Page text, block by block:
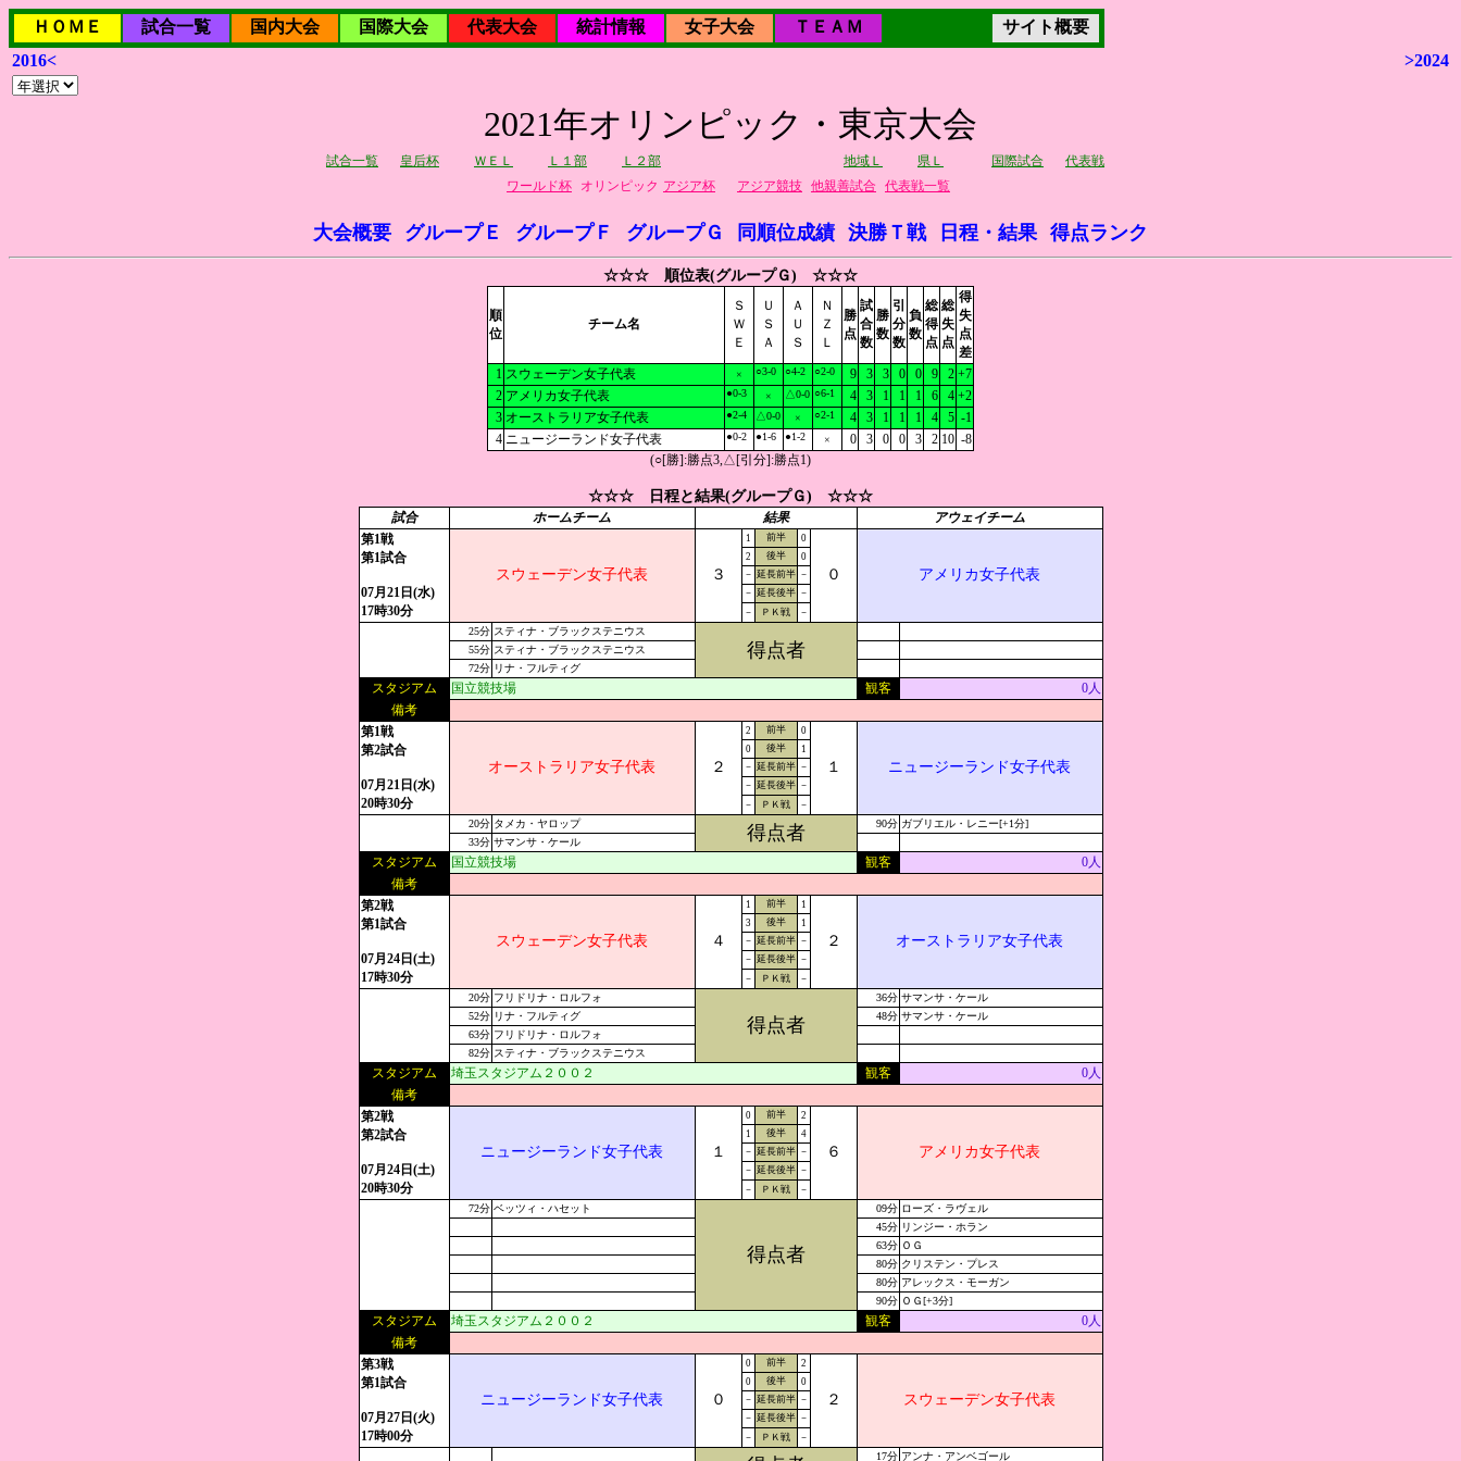
ＨＯＭＥ 試合一覧 国内大会 国際大会 代表大会 統計情報 女子大会 ＴＥＡＭ
サイト概要
2016<
>2024
2021年オリンピック・東京大会
試合一覧 皇后杯 ＷＥＬ Ｌ１部 Ｌ２部 地域Ｌ 県Ｌ 国際試合
代表戦
ワールド杯
オリンピック アジア杯 アジア競技 他親善試合 代表戦一覧
大会概要 グループＥ グループＦ グループＧ 同順位成績 決勝Ｔ戦 日程・結果 得点ランク
☆☆☆ 順位表(グループＧ) ☆☆☆
順
位
チーム名
Ｓ
Ｗ
Ｅ
Ｕ
Ｓ
Ａ
Ａ
Ｕ
Ｓ
Ｎ
Ｚ
Ｌ
勝
点
試
合
数
勝
数
引
分
数
負
数
総
得
点
総
失
点
得
失
点
差
1 スウェーデン女子代表 × ○3-0 ○4-2 ○2-0 9 3 3 0 0 9 2 +7
2 アメリカ女子代表 ●0-3 × △0-0 ○6-1 4 3 1 1 1 6 4 +2
3 オーストラリア女子代表 ●2-4 △0-0 × ○2-1 4 3 1 1 1 4 5 -1
4 ニュージーランド女子代表 ●0-2 ●1-6 ●1-2 × 0 3 0 0 3 2 10 -8
(○[勝]:勝点3,△[引分]:勝点1)
☆☆☆ 日程と結果(グループＧ) ☆☆☆
試合 ホームチーム 結果
アウェイチーム
第1戦
第1試合
07月21日(水)
17時30分
スウェーデン女子代表 ３
1 前半 0
０ アメリカ女子代表
2 後半
0
－ 延長前半 －
－ 延長後半 －
－
ＰＫ戦 －
25分 スティナ・ブラックステニウス
得点者
55分 スティナ・ブラックステニウス
72分 リナ・フルティグ
スタジアム 国立競技場 観客
0人
備考
第1戦
第2試合
07月21日(水)
20時30分
オーストラリア女子代表 ２
2 前半 0
１ ニュージーランド女子代表
0 後半
1
－ 延長前半 －
－ 延長後半 －
－
ＰＫ戦 －
20分 タメカ・ヤロップ 得点者 90分 ガブリエル・レニー[+1分]
33分 サマンサ・ケール
スタジアム 国立競技場 観客
0人
備考
第2戦
第1試合
07月24日(土)
17時30分
スウェーデン女子代表 ４
1 前半 1
２ オーストラリア女子代表
3 後半
1
－ 延長前半 －
－ 延長後半 －
－
ＰＫ戦 －
20分 フリドリナ・ロルフォ
得点者
36分 サマンサ・ケール
52分 リナ・フルティグ 48分 サマンサ・ケール
63分 フリドリナ・ロルフォ
82分 スティナ・ブラックステニウス
スタジアム 埼玉スタジアム２００２ 観客
0人
備考
第2戦
第2試合
07月24日(土)
20時30分
ニュージーランド女子代表 １
0 前半 2
６ アメリカ女子代表
1 後半
4
－ 延長前半 －
－ 延長後半 －
－
ＰＫ戦 －
72分 ベッツィ・ハセット
得点者
09分 ローズ・ラヴェル
45分 リンジー・ホラン
63分 ＯＧ
80分 クリステン・プレス
80分 アレックス・モーガン
90分 ＯＧ[+3分]
スタジアム 埼玉スタジアム２００２ 観客
0人
備考
第3戦
第1試合
07月27日(火)
17時00分
ニュージーランド女子代表 ０
0 前半 2
２ スウェーデン女子代表
0 後半
0
－ 延長前半 －
－ 延長後半 －
－
ＰＫ戦 －
17分 アンナ・アンベゴール